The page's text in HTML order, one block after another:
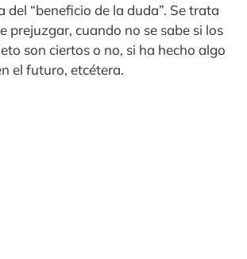
del “beneficio de la duda”. Se trata
prejuzgar, cuando no se sabe si los
son ciertos o no, si ha hecho algo
el futuro, etcétera.